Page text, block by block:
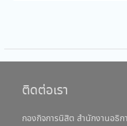
ติดต่อเรา
กองกิจการนิสิต สำนักงานอธิก